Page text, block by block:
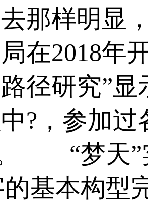
那样明显
在2018年
径研究”显
?，参加
。 “梦天”
的基本构型